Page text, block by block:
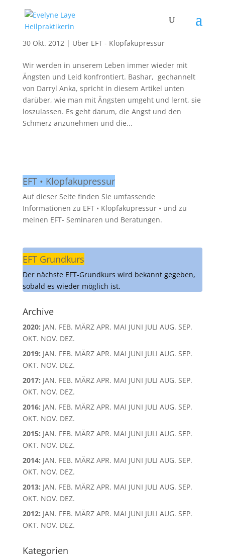
Wie man Ängste und Schmerz transformiert
30 Okt. 2012| Über EFT - Klopfakupressur
Wir werden in unserem Leben immer wieder mit
Ängsten und Leid konfrontiert. Bashar, gechannelt
von Darryl Anka, spricht in diesem Artikel unten
darüber, wie man mit Ängsten umgeht und lernt, sie
loszulassen. Es geht darum, die Angst und den
Schmerz anzunehmen und die...
EFT • Klopfakupressur
Auf dieser Seite finden Sie umfassende
Informationen zu EFT • Klopfakupressur • und zu
meinen EFT- Seminaren und Beratungen.
EFT Grundkurs
Der nächste EFT-Grundkurs wird bekannt gegeben,
sobald es wieder möglich ist.
Archive
2020: JAN. FEB. MÄRZ APR. MAI JUNI JULI AUG. SEP.
OKT. NOV. DEZ.
2019: JAN. FEB. MÄRZ APR. MAI JUNI JULI AUG. SEP.
OKT. NOV. DEZ.
2017: JAN. FEB. MÄRZ APR. MAI JUNI JULI AUG. SEP.
OKT. NOV. DEZ.
2016: JAN. FEB. MÄRZ APR. MAI JUNI JULI AUG. SEP.
OKT. NOV. DEZ.
2015: JAN. FEB. MÄRZ APR. MAI JUNI JULI AUG. SEP.
OKT. NOV. DEZ.
2014: JAN. FEB. MÄRZ APR. MAI JUNI JULI AUG. SEP.
OKT. NOV. DEZ.
2013: JAN. FEB. MÄRZ APR. MAI JUNI JULI AUG. SEP.
OKT. NOV. DEZ.
2012: JAN. FEB. MÄRZ APR. MAI JUNI JULI AUG. SEP.
OKT. NOV. DEZ.
Kategorien